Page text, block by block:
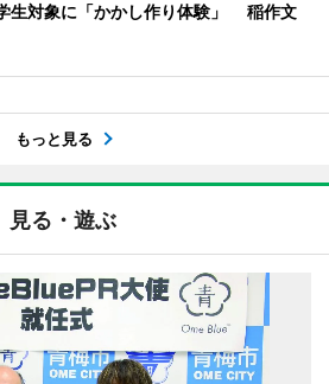
生対象に「かかし作り体験」 稲作文
もっと見る
見る・遊ぶ